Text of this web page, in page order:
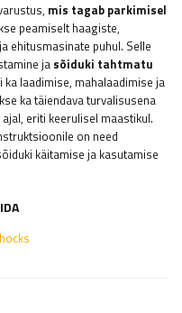
mis tagab parkimisel
peamiselt haagiste,
ehitusmasinate puhul. Selle
ja sõiduki tahtmatu
ka laadimise, mahalaadimise ja
ka täiendava turvalisusena
eriti keerulisel maastikul.
on need
käitamise ja kasutamise